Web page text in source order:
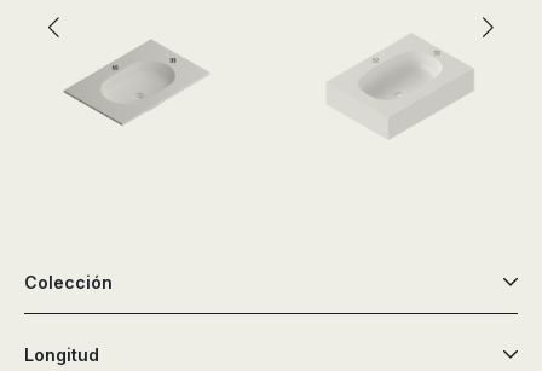
Colección
Longitud